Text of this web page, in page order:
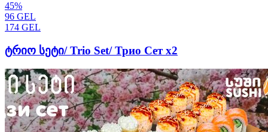
45%
96 GEL
174 GEL
ტრიო სეტი/ Trio Set/ Трио Сет х2